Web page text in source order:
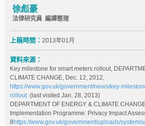
徐彪豪
法律研究員 編譯整理
上稿時間： 2013年01月
資料來源：
Key milestone for smart meters rollout,
CLIMATE CHANGE, Dec. 12, 2012,
https://www.gov.uk/government/news/key-
rollout (last visited Jan. 28, 2013)
DEPARTMENT OF ENERGY & CLIMATE
Implementation Programme: Privacy Impact
8https://www.gov.uk/government/uploads/system/